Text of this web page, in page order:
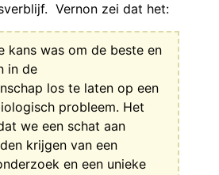
Vernon zei dat het:
kans was om de beste en
in de
los te laten op een
probleem. Het
we een schat aan
krijgen van een
en een unieke